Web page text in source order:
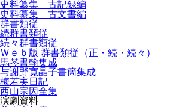
史料纂集 古記録編
史料纂集 古文書編
群書類従
続群書類従
続々群書類従
Ｗｅｂ版 群書類従（正・続・続々）
馬琴書翰集成
与謝野寛晶子書簡集成
梅若実日記
西山宗因全集
演劇資料